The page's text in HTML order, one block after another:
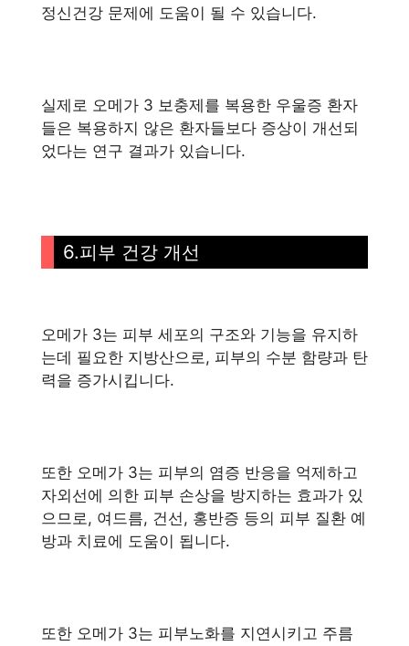
정신건강 문제에 도움이 될 수 있습니다.
실제로 오메가 3 보충제를 복용한 우울증 환자
들은 복용하지 않은 환자들보다 증상이 개선되
었다는 연구 결과가 있습니다.
6.피부 건강 개선
오메가 3는 피부 세포의 구조와 기능을 유지하
는데 필요한 지방산으로, 피부의 수분 함량과 탄
력을 증가시킵니다.
또한 오메가 3는 피부의 염증 반응을 억제하고
자외선에 의한 피부 손상을 방지하는 효과가 있
으므로, 여드름, 건선, 홍반증 등의 피부 질환 예
방과 치료에 도움이 됩니다.
또한 오메가 3는 피부노화를 지연시키고 주름